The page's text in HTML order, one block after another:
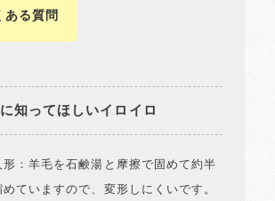
ある質問
知ってほしいイロイロ
：羊毛を石鹸湯と摩擦で固めて約半
ていますので、変形しにくいです。